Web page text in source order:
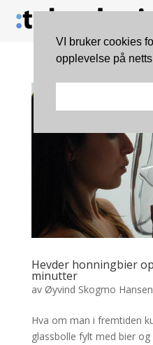
Hevder honningbier
minutter
av Øyvind Skogmo Hansen
Hva om man i fremtiden
glassbolle fylt med bier
VI bruker cookies
opplevelse på